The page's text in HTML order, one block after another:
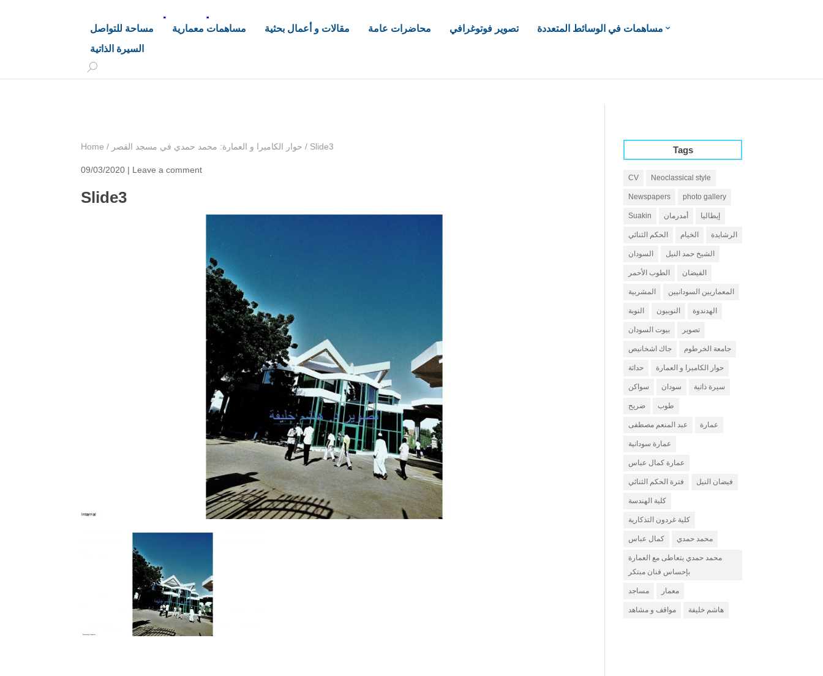
د. هاشم خليفة محجوب
مساحة للتواصل مساهمات معمارية مقالات و أعمال بحثية محاضرات عامة تصوير فوتوغرافي
مساهمات في الوسائط المتعددة
السيرة الذاتية
Home / حوار الكاميرا و العمارة: محمد حمدي في مسجد القصر / Slide3
09/03/2020 | Leave a comment
Slide3
Tags
CV Neoclassical style
Newspapers photo gallery
Suakin أمدرمان إيطاليا
الحكم الثنائي الخيام الرشايدة
السودان الشيخ حمد النيل
الطوب الأحمر الفيضان
المشربية المعماريين السودانيين
النوبة النوبيون الهدندوة
بيوت السودان تصوير
جاك اشخانيص جامعة الخرطوم
حداثة حوار الكاميرا و العمارة
سواكن سودان سيرة ذاتية
ضريح طوب
عبد المنعم مصطفى عمارة
عمارة سودانية
عمارة كمال عباس
فترة الحكم الثنائي فيضان النيل
كلية الهندسة
كلية غردون التذكارية
كمال عباس محمد حمدي
محمد حمدي يتعاطى مع العمارة
بإحساس فنان مبتكر
مساجد معمار
مواقف و مشاهد هاشم خليفة